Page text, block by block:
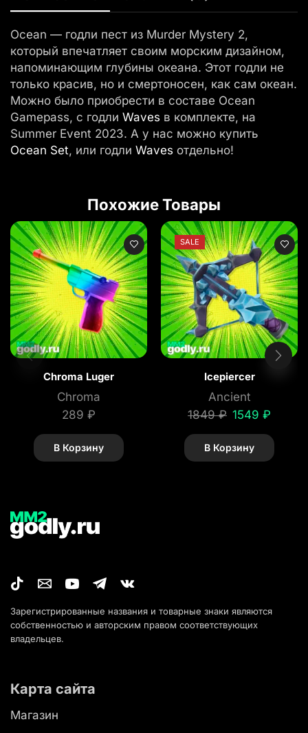
Ocean — годли пест из Murder Mystery 2,
который впечатляет своим морским дизайном,
напоминающим глубины океана. Этот годли не
только красив, но и смертоносен, как сам океан.
Можно было приобрести в составе Ocean
Gamepass, с годли Waves в комплекте, на
Summer Event 2023. А у нас можно купить
Ocean Set, или годли Waves отдельно!
Похожие Товары
Chroma Luger
Chroma
289 ₽
В Корзину
SALE
Icepiercer
Ancient
1849₽ 1549 ₽
В Корзину
Зарегистрированные названия и товарные знаки являются
собственностью и авторским правом соответствующих
владельцев.
Карта сайта
Магазин